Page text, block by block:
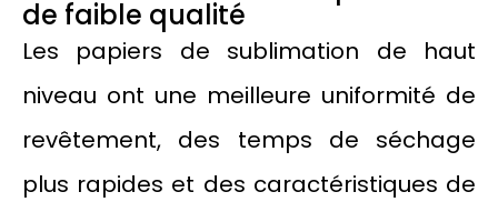
de faible qualité
Les papiers de sublimation de haut
niveau ont une meilleure uniformité de
revêtement, des temps de séchage
plus rapides et des caractéristiques de